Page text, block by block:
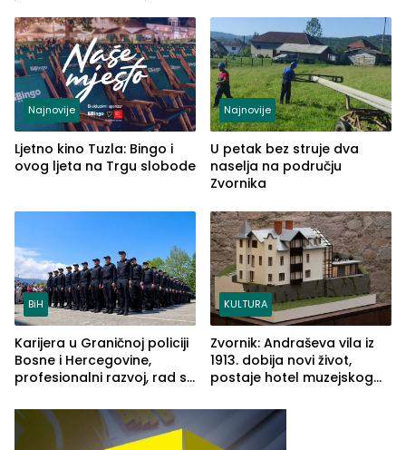
(FOTO)
Najnovije
Ljetno kino Tuzla: Bingo i
ovog ljeta na Trgu slobode
Najnovije
U petak bez struje dva
naselja na području
Zvornika
BiH
Karijera u Graničnoj policiji
Bosne i Hercegovine,
profesionalni razvoj, rad sa
služba građanima
KULTURA
Zvornik: Andraševa vila iz
1913. dobija novi život,
postaje hotel muzejskog